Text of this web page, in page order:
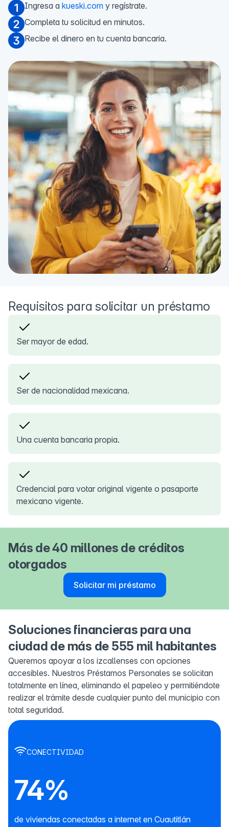
Ingresa a kueski.com y regístrate.
Completa tu solicitud en minutos.
Recibe el dinero en tu cuenta bancaria.
Requisitos para solicitar un préstamo
Ser mayor de edad.
Ser de nacionalidad mexicana.
Una cuenta bancaria propia.
Credencial para votar original vigente o pasaporte
mexicano vigente.
Más de 40 millones de créditos
otorgados
Solicitar mi préstamo
Soluciones financieras para una
ciudad de más de 555 mil habitantes
Queremos apoyar a los izcallenses con opciones
accesibles. Nuestros Préstamos Personales se solicitan
totalmente en línea, eliminando el papeleo y permitiéndote
realizar el trámite desde cualquier punto del municipio con
total seguridad.
CONECTIVIDAD
74%
de viviendas conectadas a internet en Cuautitlán